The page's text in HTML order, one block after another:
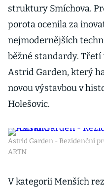
struktury Smíchova.
porota ocenila za
nejmodernějších
běžné standardy.
Astrid Garden, který
novou výstavbou v
Holešovic.
Astrid Garden - Rezidenční
ARTN
V kategorii Menších